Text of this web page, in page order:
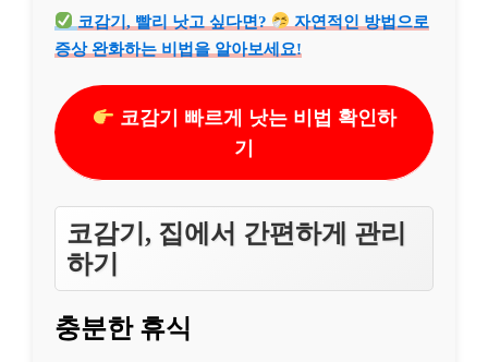
코감기, 빨리 낫고 싶다면?
자연적인 방법으로
증상 완화하는 비법을 알아보세요!
코감기 빠르게 낫는 비법 확인하
기
코감기, 집에서 간편하게 관리
하기
충분한 휴식